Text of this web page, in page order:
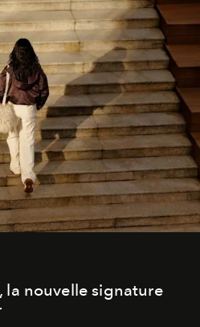
la nouvelle signature